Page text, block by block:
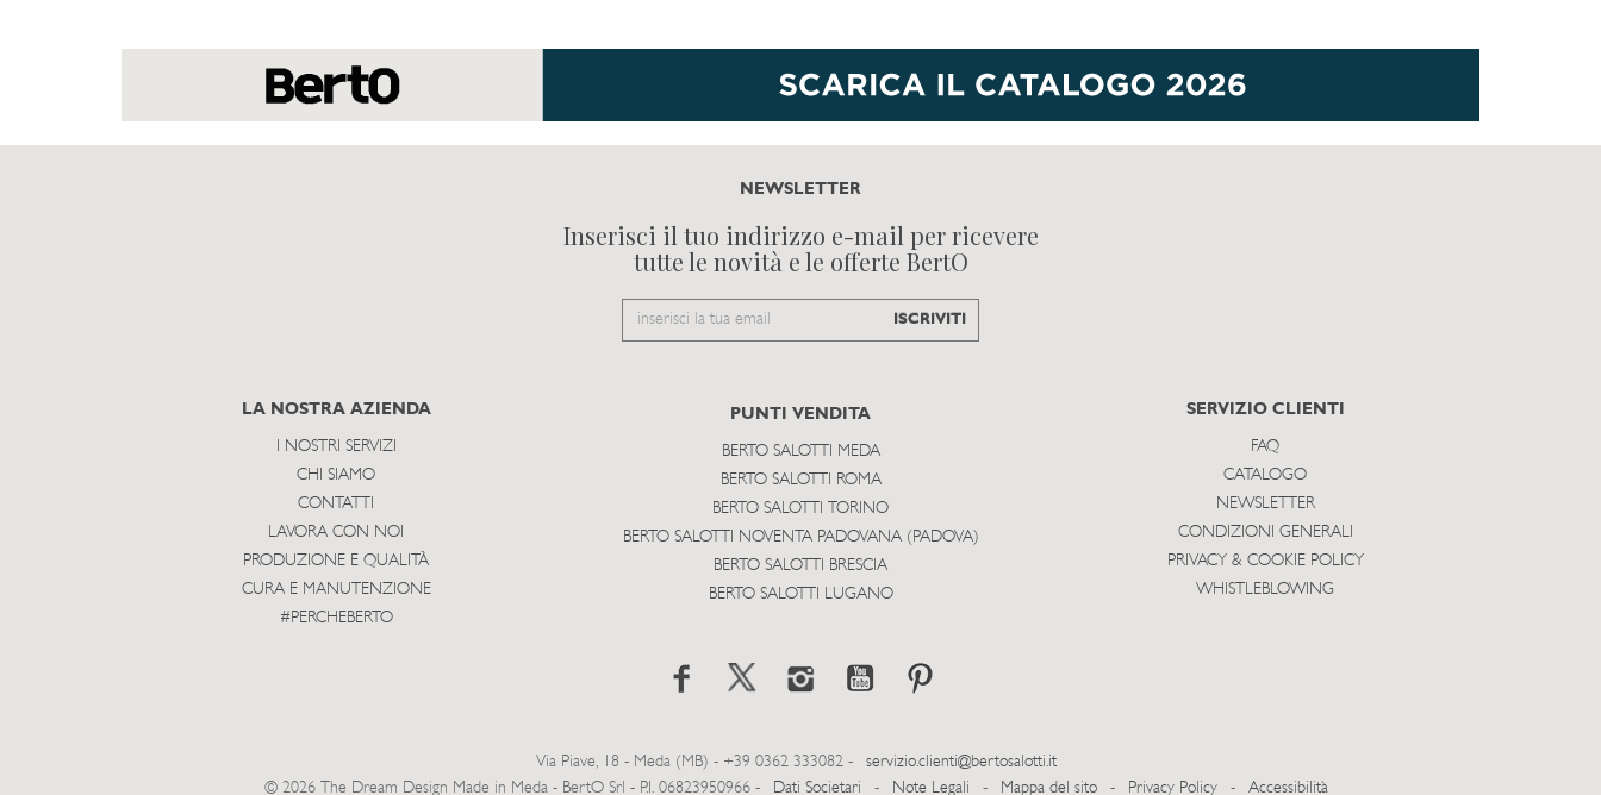
NEWSLETTER
Inserisci il tuo indirizzo e-mail per ricevere
tutte le novità e le offerte BertO
Email
ISCRIVITI
LA NOSTRA AZIENDA
I NOSTRI SERVIZI
CHI SIAMO
CONTATTI
LAVORA CON NOI
PRODUZIONE E QUALITÀ
CURA E MANUTENZIONE
#PERCHEBERTO
PUNTI VENDITA
BERTO SALOTTI MEDA
BERTO SALOTTI ROMA
BERTO SALOTTI TORINO
BERTO SALOTTI NOVENTA PADOVANA (PADOVA)
BERTO SALOTTI BRESCIA
BERTO SALOTTI LUGANO
SERVIZIO CLIENTI
FAQ
CATALOGO
NEWSLETTER
CONDIZIONI GENERALI
PRIVACY & COOKIE POLICY
WHISTLEBLOWING
Via Piave, 18 - Meda (MB) - +39 0362 333082 -
servizio.clienti@bertosalotti.it
© 2026 The Dream Design Made in Meda - BertO Srl - P.I. 06823950966 -
Dati Societari - Note Legali - Mappa del sito - Privacy Policy - Accessibilità